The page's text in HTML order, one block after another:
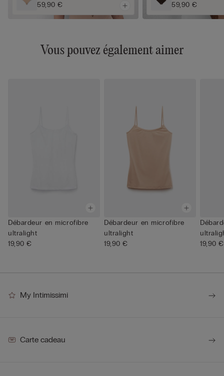
59,90 € 59,90 €
Vous pouvez également aimer
Débardeur en microfibre
ultralight
19,90 €
Débardeur en microfibre
ultralight
19,90 €
19,90 €
My Intimissimi
Carte cadeau